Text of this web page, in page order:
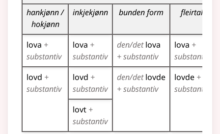
hankjønn /
hokjønn
inkjekjønn bunden form fleirtal
lova +
substantiv
lova +
substantiv
den/detlova
+ substantiv
lova +
substantiv
lovd +
substantiv
lovd +
substantiv
den/detlovde
+ substantiv
lovde +
substantiv
lovt +
substantiv